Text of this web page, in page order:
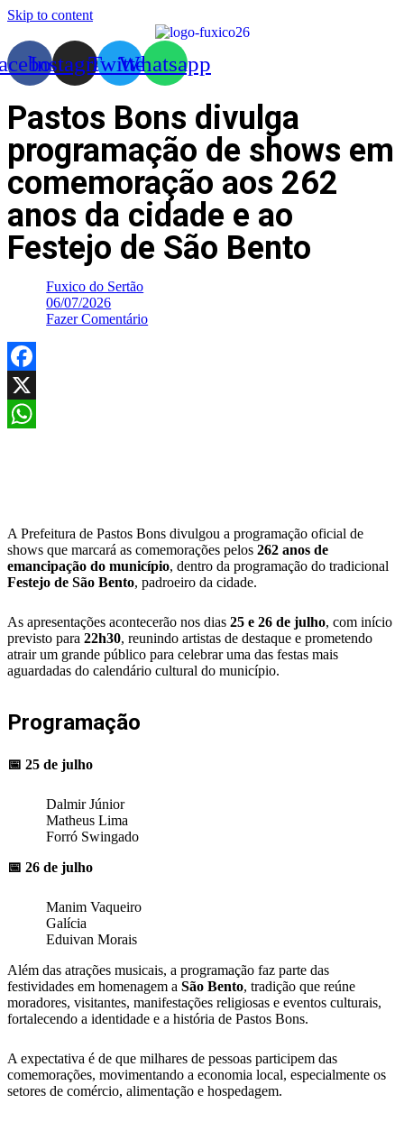
Skip to content
InstagramTwitterWhatsapp
Pastos Bons divulga
programação de shows em
comemoração aos 262
anos da cidade e ao
Festejo de São Bento
Fuxico do Sertão
06/07/2026
Fazer Comentário
Facebook
X
A Prefeitura de Pastos Bons divulgou a programação oficial de
shows que marcará as comemorações pelos 262 anos de
emancipação do município, dentro da programação do tradicional
Festejo de São Bento, padroeiro da cidade.
As apresentações acontecerão nos dias 25 e 26 de julho, com início
previsto para 22h30, reunindo artistas de destaque e prometendo
atrair um grande público para celebrar uma das festas mais
aguardadas do calendário cultural do município.
Programação
📅 25 de julho
Dalmir Júnior
Matheus Lima
Forró Swingado
📅 26 de julho
Manim Vaqueiro
Galícia
Eduivan Morais
Além das atrações musicais, a programação faz parte das
festividades em homenagem a São Bento, tradição que reúne
moradores, visitantes, manifestações religiosas e eventos culturais,
fortalecendo a identidade e a história de Pastos Bons.
A expectativa é de que milhares de pessoas participem das
comemorações, movimentando a economia local, especialmente os
setores de comércio, alimentação e hospedagem.